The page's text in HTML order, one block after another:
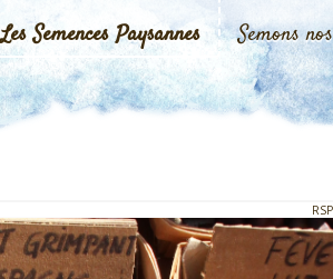
Les Semences Paysannes Semons